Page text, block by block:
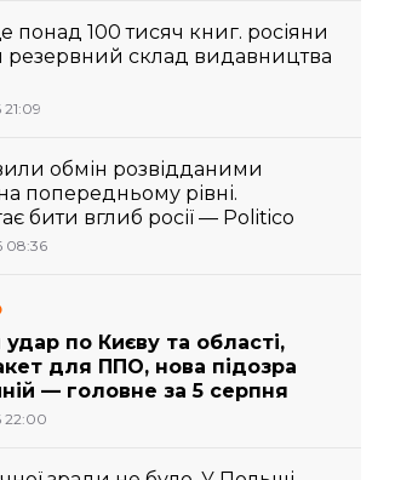
понад 100 тисяч книг. росіяни
резервний склад видавництва
обмін розвідданими
попередньому рівні.
бити вглиб росії — Politico
08:36
по Києву та області,
для ППО, нова підозра
— головне за 5 серпня
22:00